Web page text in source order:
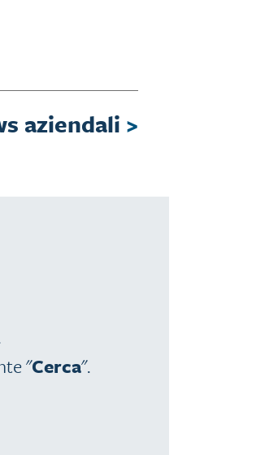
aziendali >
"Cerca".